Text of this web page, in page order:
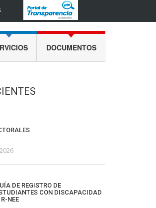
DOCUMENTOS
DE REGISTRO DE
CON DISCAPACIDAD
NEE